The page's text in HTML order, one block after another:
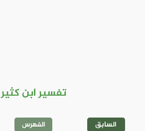
تفسير ابن كثير
السابق الفهرس